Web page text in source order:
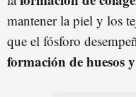
mantener la piel y los
que el fósforo
formación de huesos